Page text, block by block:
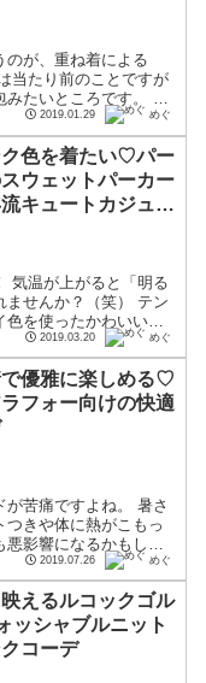
のが、重ね着による
当たり前のことですが
みたいところです。 そ
ゴルフウェアです。...
2019.01.29 めぐ
色を着たい♡パー
ウェットパーカー
キュートカジュア
気温が上がると「明る
ませんか？（笑） テン
を使ったかわいいカ
め♪ 今回は春に...
2019.03.20 めぐ
優雅に楽しめる♡
フォー向けの快適
苦痛ですよね。 暑さ
きや体に熱がこもっ
影響になるかもしれ
色が悪くなったり...
2019.07.26 めぐ
えるルコックゴル
ッシャブルニット
コーデ